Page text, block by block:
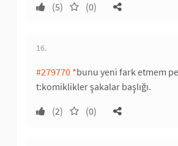
(5) (0)
16.
#279770 *bunu yeni fark etmem
t:komiklikler şakalar başlığı.
(2)
(0)